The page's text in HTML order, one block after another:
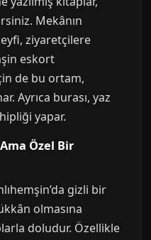
Mekânın
ziyaretçilere
eskort
de bu ortam,
Ayrıca burası, yaz
yapar.
Özel Bir
gizli bir
olmasına
doludur. Özellikle